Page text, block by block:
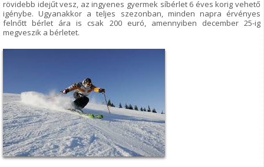
rövidebb idejűt vesz, az ingyenes gyermek síbérlet 6 éves korig vehető
igénybe. Ugyanakkor a teljes szezonban, minden napra érvényes
felnőtt bérlet ára is csak 200 euró, amennyiben december 25-ig
megveszik a bérletet.